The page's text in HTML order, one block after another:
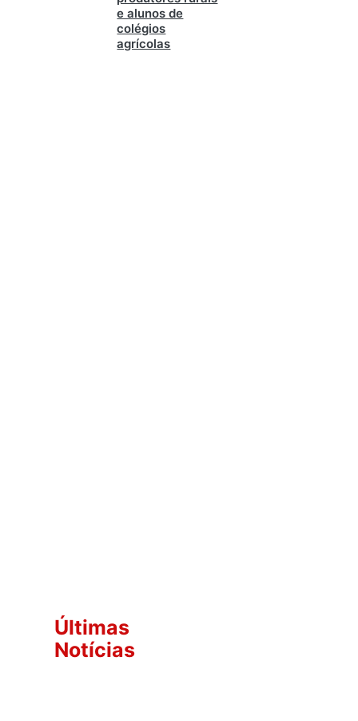
e alunos de
colégios
agrícolas
Últimas
Notícias